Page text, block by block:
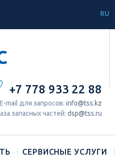
RU
+7 778 933 22 88
Е-mail для запросов: info@tss.kz
запасных частей: dsp@tss.ru
СЕРВИСНЫЕ УСЛУГИ